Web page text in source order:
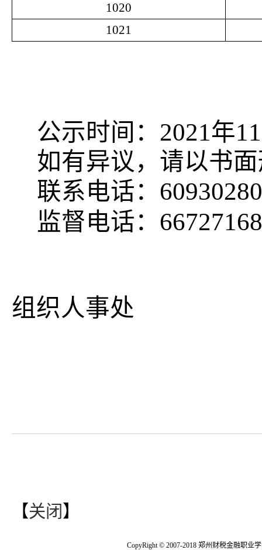
1020
1021
公示时间： 2021年11
如有异议，请以书
联系电话： 60930280
监督电话： 66727168
组织人事处
【关闭 】
CopyRight © 2007-2018 郑州财税金融职业